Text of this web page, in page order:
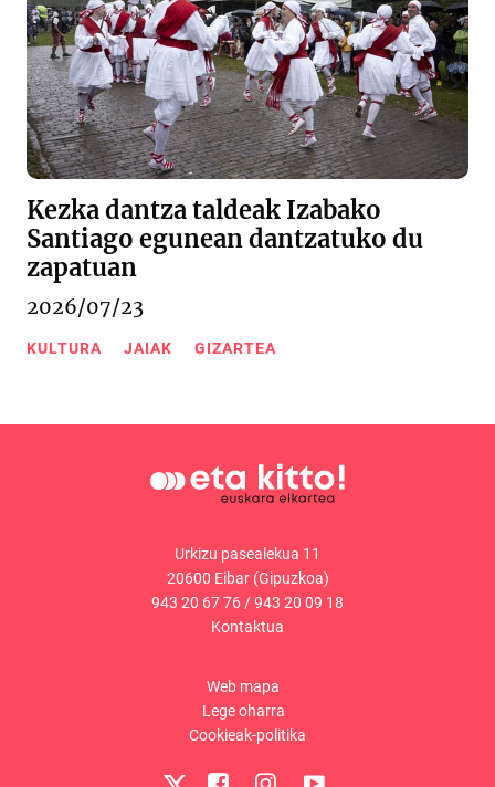
Kezka dantza taldeak Izabako
Santiago egunean dantzatuko du
zapatuan
2026/07/23
KULTURA JAIAK GIZARTEA
Urkizu pasealekua 11
20600 Eibar (Gipuzkoa)
943 20 67 76/943 20 09 18
Kontaktua
Web mapa
Lege oharra
Cookieak-politika